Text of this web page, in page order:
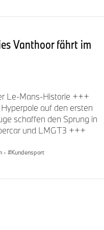
an.“
12. Platz
Rennen fährst und einfach
das ganze
Fans in meiner
konkurrenzfähiger
Vanthoor fährt im
Le-Mans-Historie +++
auf den ersten
schaffen den Sprung in
und LMGT3 +++
· Kundensport